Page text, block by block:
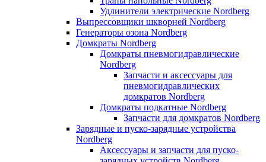
Удлинители электрические Nordberg
Выпрессовщики шкворней Nordberg
Генераторы озона Nordberg
Домкраты Nordberg
Домкраты пневмогидравлические
Nordberg
Запчасти и аксессуары для
пневмогидравлических
домкратов Nordberg
Домкраты подкатные Nordberg
Запчасти для домкратов Nordberg
Зарядные и пуско-зарядные устройства
Nordberg
Аксессуары и запчасти для пуско-